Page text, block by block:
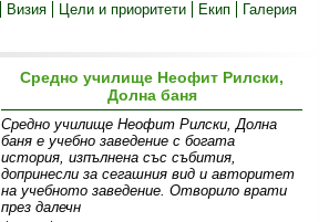
Визия Цели и приоритети Екип Галерия
Средно училище Неофит Рилски,
Долна баня
Средно училище Неофит Рилски, Долна
баня е учебно заведение с богата
история, изпълнена със събития,
допринесли за сегашния вид и авторитет
на учебното заведение. Отворило врати
през далечн